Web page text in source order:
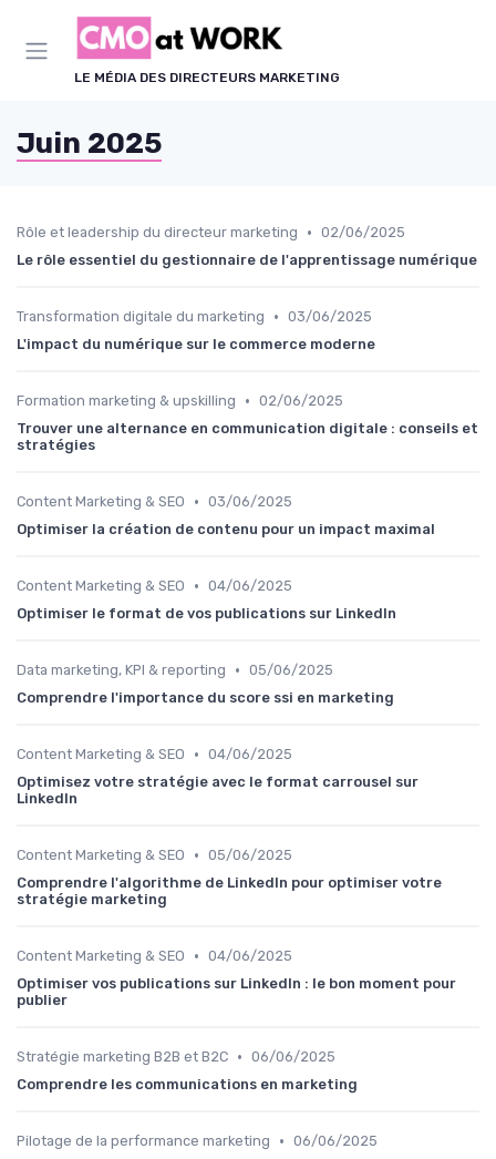
LE MÉDIA DES DIRECTEURS MARKETING
Juin 2025
Rôle et leadership du directeur marketing • 02/06/2025
Le rôle essentiel du gestionnaire de l'apprentissage numérique
Transformation digitale du marketing • 03/06/2025
L'impact du numérique sur le commerce moderne
Formation marketing & upskilling • 02/06/2025
Trouver une alternance en communication digitale : conseils et
stratégies
Content Marketing & SEO • 03/06/2025
Optimiser la création de contenu pour un impact maximal
Content Marketing & SEO • 04/06/2025
Optimiser le format de vos publications sur LinkedIn
Data marketing, KPI & reporting • 05/06/2025
Comprendre l'importance du score ssi en marketing
Content Marketing & SEO • 04/06/2025
Optimisez votre stratégie avec le format carrousel sur
LinkedIn
Content Marketing & SEO • 05/06/2025
Comprendre l'algorithme de LinkedIn pour optimiser votre
stratégie marketing
Content Marketing & SEO • 04/06/2025
Optimiser vos publications sur LinkedIn : le bon moment pour
publier
Stratégie marketing B2B et B2C • 06/06/2025
Comprendre les communications en marketing
Pilotage de la performance marketing • 06/06/2025
Panneau de gestion des cookies